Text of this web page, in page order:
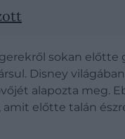
sokan előtte
Disney
alapozta meg.
előtte talán